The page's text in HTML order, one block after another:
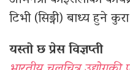
टिभी (सिड्नी) बाध्य हुने
यस्तो छ प्रेस विज्ञप्ती